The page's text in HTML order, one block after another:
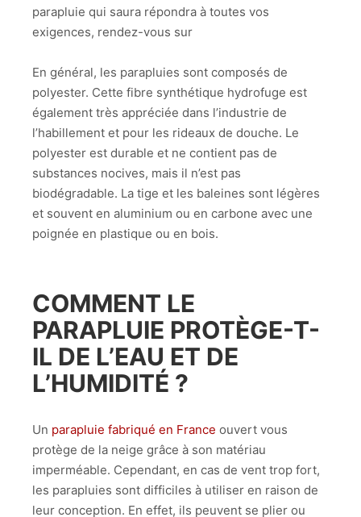
parapluie qui saura répondra à toutes vos
exigences, rendez-vous sur
En général, les parapluies sont composés de
polyester. Cette fibre synthétique hydrofuge est
également très appréciée dans l’industrie de
l’habillement et pour les rideaux de douche. Le
polyester est durable et ne contient pas de
substances nocives, mais il n’est pas
biodégradable. La tige et les baleines sont légères
et souvent en aluminium ou en carbone avec une
poignée en plastique ou en bois.
COMMENT LE
PARAPLUIE PROTÈGE-T-
IL DE L’EAU ET DE
L’HUMIDITÉ ?
Un parapluie fabriqué en France ouvert vous
protège de la neige grâce à son matériau
imperméable. Cependant, en cas de vent trop fort,
les parapluies sont difficiles à utiliser en raison de
leur conception. En effet, ils peuvent se plier ou